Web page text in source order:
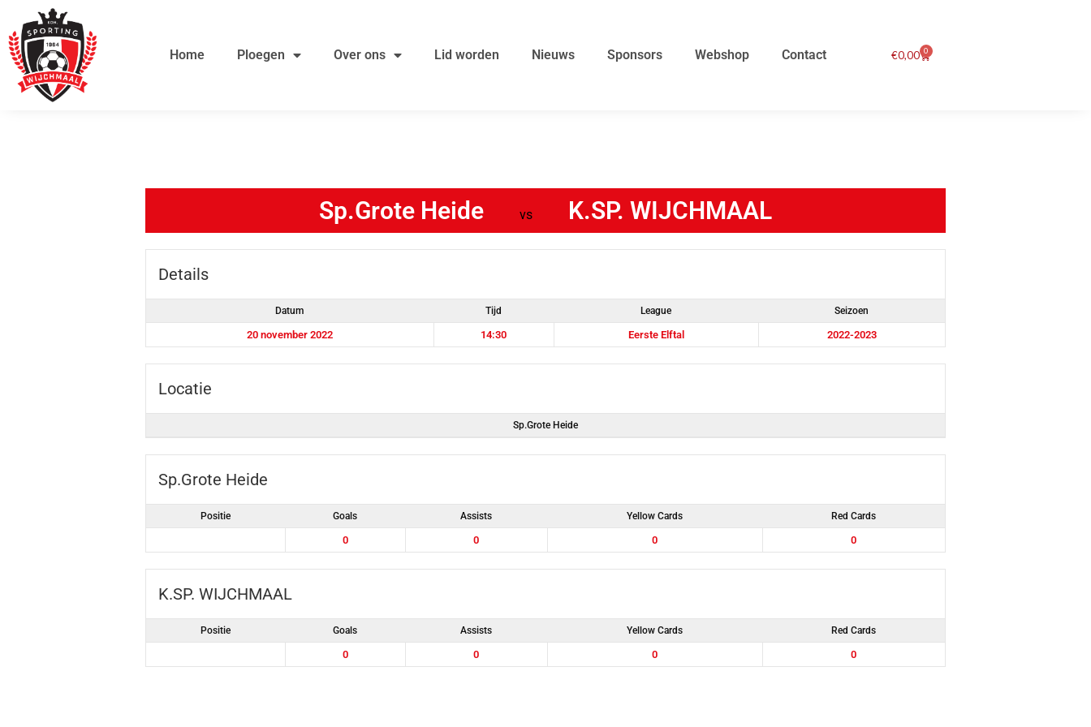
inhoud
naar
de
inhoud
Home Ploegen Over ons Lid worden Nieuws Sponsors Webshop Contact €0,00 0
Winkelwagen
Sp.Grote Heide vs K.SP. WIJCHMAAL
Details
Datum Tijd League Seizoen
20 november 2022 14:30 Eerste Elftal 2022-2023
Locatie
Sp.Grote Heide
Sp.Grote Heide
Positie Goals Assists Yellow Cards Red Cards
0 0 0 0
K.SP. WIJCHMAAL
Positie Goals Assists Yellow Cards Red Cards
0 0 0 0